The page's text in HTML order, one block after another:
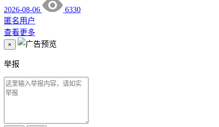
2026-08-06
6330
匿名用户
查看更多
×
举报